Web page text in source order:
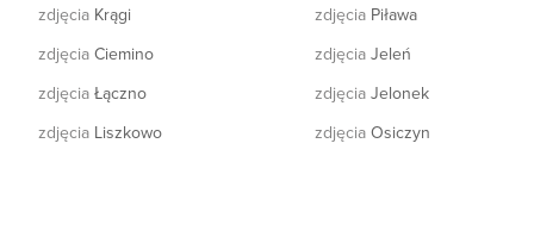
zdjęcia Krągi
zdjęcia Ciemino
zdjęcia Łączno
zdjęcia Liszkowo
zdjęcia Piława
zdjęcia Jeleń
zdjęcia Jelonek
zdjęcia Osiczyn